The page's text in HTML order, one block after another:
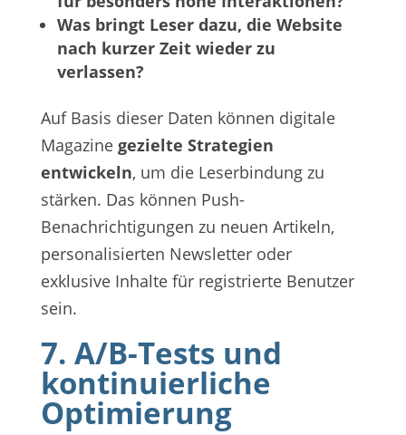
Was bringt Leser dazu, die Website
nach kurzer Zeit wieder zu
verlassen?
Auf Basis dieser Daten können digitale
Magazine gezielte Strategien
entwickeln, um die Leserbindung zu
stärken. Das können Push-
Benachrichtigungen zu neuen Artikeln,
personalisierten Newsletter oder
exklusive Inhalte für registrierte Benutzer
sein.
7. A/B-Tests und
kontinuierliche
Optimierung